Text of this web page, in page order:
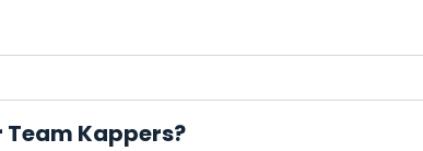
Kappers?